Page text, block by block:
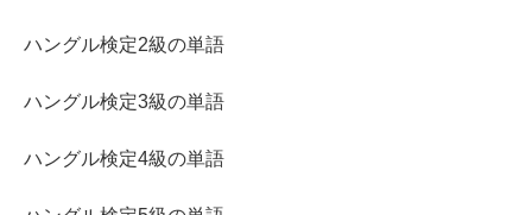
ハングル検定2級の単語
ハングル検定3級の単語
ハングル検定4級の単語